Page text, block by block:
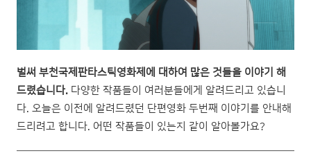
벌써 부천국제판타스틱영화제에 대하여 많은 것들을 이야기 해
드렸습니다. 다양한 작품들이 여러분들에게 알려드리고 있습니
다. 오늘은 이전에 알려드렸던 단편영화 두번째 이야기를 안내해
드리려고 합니다. 어떤 작품들이 있는지 같이 알아볼가요?